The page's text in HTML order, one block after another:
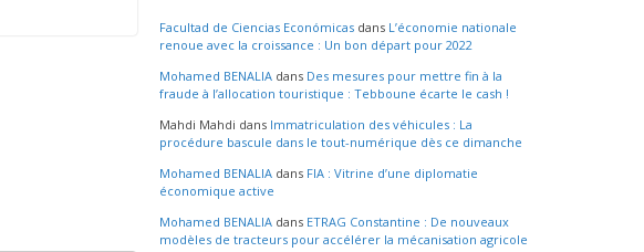
Facultad de Ciencias Económicas dans L’économie nationale
renoue avec la croissance : Un bon départ pour 2022
Mohamed BENALIA dans Des mesures pour mettre fin à la
fraude à l’allocation touristique : Tebboune écarte le cash !
Mahdi Mahdi dans Immatriculation des véhicules : La
procédure bascule dans le tout-numérique dès ce dimanche
Mohamed BENALIA dans FIA : Vitrine d’une diplomatie
économique active
Mohamed BENALIA dans ETRAG Constantine : De nouveaux
modèles de tracteurs pour accélérer la mécanisation agricole